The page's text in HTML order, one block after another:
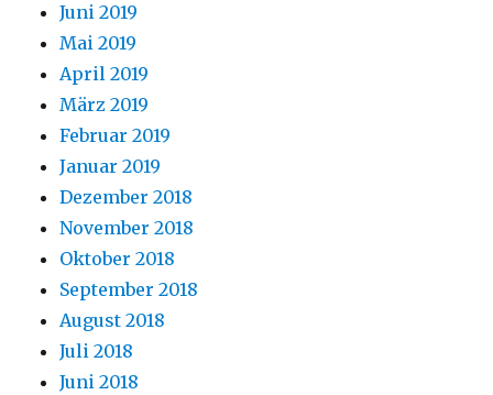
Juni 2019
Mai 2019
April 2019
März 2019
Februar 2019
Januar 2019
Dezember 2018
November 2018
Oktober 2018
September 2018
August 2018
Juli 2018
Juni 2018